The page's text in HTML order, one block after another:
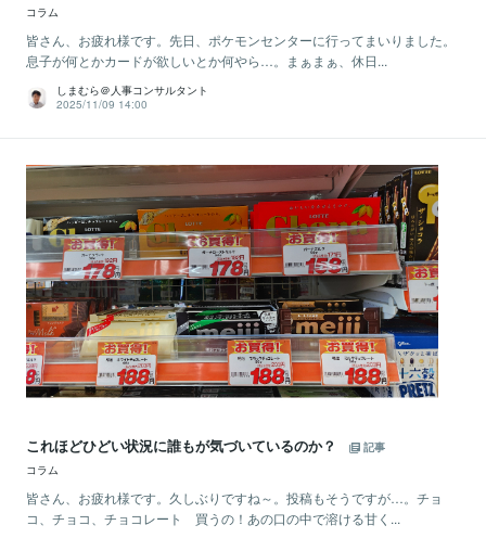
コラム
皆さん、お疲れ様です。先日、ポケモンセンターに行ってまいりました。
息子が何とかカードが欲しいとか何やら…。まぁまぁ、休日...
しまむら＠人事コンサルタント
2025/11/09 14:00
これほどひどい状況に誰もが気づいているのか？
記事
コラム
皆さん、お疲れ様です。久しぶりですね～。投稿もそうですが…。チョ
コ、チョコ、チョコレート 買うの！あの口の中で溶ける甘く...